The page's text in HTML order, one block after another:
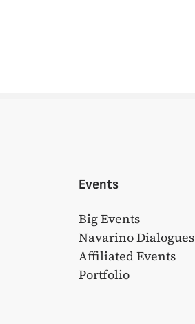
Events
Big Events
Navarino Dialogues
Affiliated Events
Portfolio